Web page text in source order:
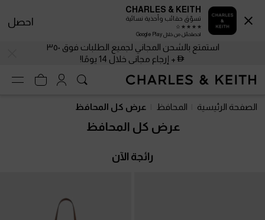
استمتع بالشحن المجاني لجميع الطلبات فوق ٣٥٠
+ إرجاع مجاني خلال 14 يومًا!
استمتع بالشحن المجاني لجميع الطلبات فوق ٣٥٠
+ إرجاع مجاني خلال 14 يومًا!
الصفحة الرئيسية المحافظ عرض كل المحافظ
عرض كل المحافظ
رائجة الآن
CHARLES & KEITH
تسوّق حقائب وأحذية نسائية
احصلحمّل من خلال Google Play
احصل